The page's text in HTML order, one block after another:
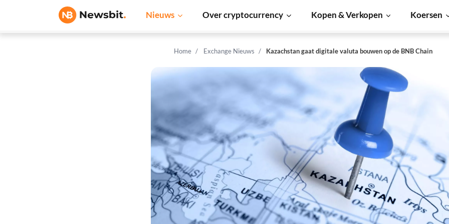
Nieuws Over cryptocurrency Kopen & Verkopen Koersen
Home Exchange Nieuws Kazachstan gaat digitale valuta bouwen op de BNB Chain